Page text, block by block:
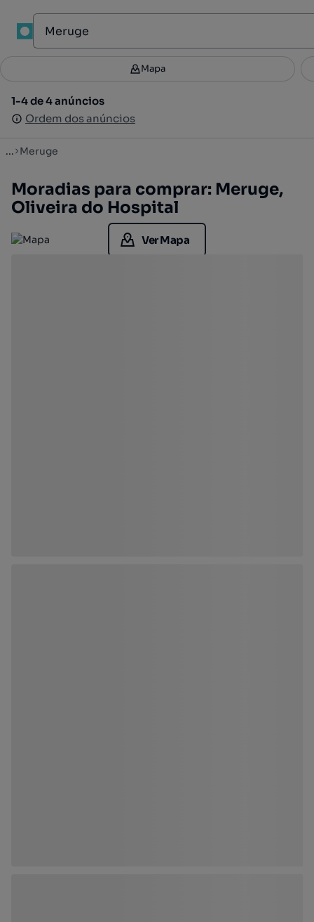
Filtros 2
1-4 de 4 anúncios
Ordem dos anúncios
Mapa
1-4 de 4 anúncios
Ordem dos anúncios
... Meruge
Moradias para comprar: Meruge,
Oliveira do Hospital
Ver Mapa